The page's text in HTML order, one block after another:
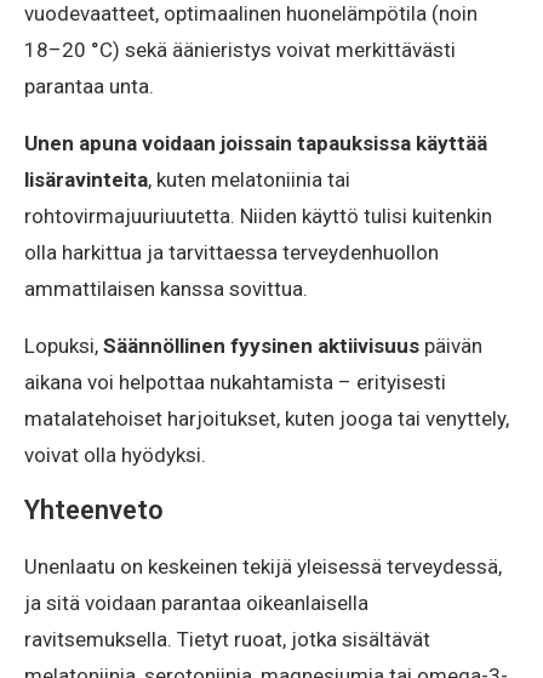
vuodevaatteet, optimaalinen huonelämpötila (noin
18–20 °C) sekä äänieristys voivat merkittävästi
parantaa unta.
Unen apuna voidaan joissain tapauksissa käyttää
lisäravinteita, kuten melatoniinia tai
rohtovirmajuuriuutetta. Niiden käyttö tulisi kuitenkin
olla harkittua ja tarvittaessa terveydenhuollon
ammattilaisen kanssa sovittua.
Lopuksi, Säännöllinen fyysinen aktiivisuus päivän
aikana voi helpottaa nukahtamista – erityisesti
matalatehoiset harjoitukset, kuten jooga tai venyttely,
voivat olla hyödyksi.
Yhteenveto
Unenlaatu on keskeinen tekijä yleisessä terveydessä,
ja sitä voidaan parantaa oikeanlaisella
ravitsemuksella. Tietyt ruoat, jotka sisältävät